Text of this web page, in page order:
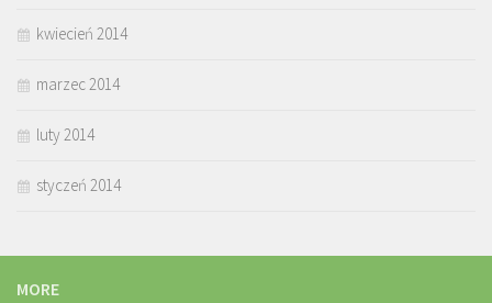
kwiecień 2014
marzec 2014
luty 2014
styczeń 2014
MORE